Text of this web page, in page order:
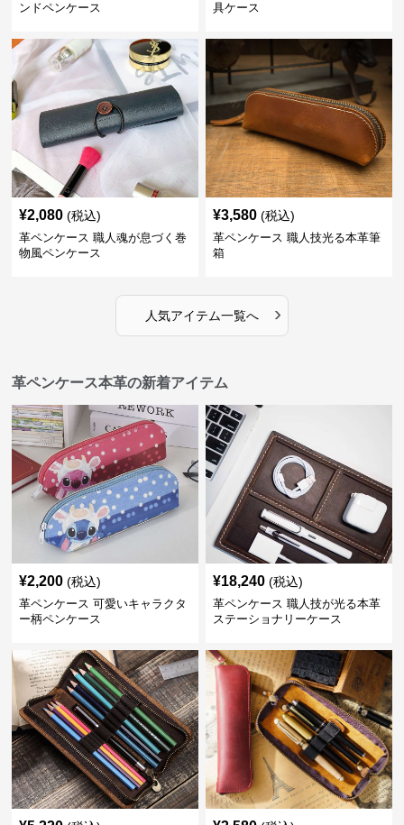
ンドペンケース
具ケース
¥2,080 (税込)
革ペンケース 職人魂が息づく巻
物風ペンケース
¥3,580 (税込)
革ペンケース 職人技光る本革筆
箱
人気アイテム一覧へ ›
革ペンケース本革の新着アイテム
¥2,200 (税込)
革ペンケース 可愛いキャラクタ
ー柄ペンケース
¥18,240 (税込)
革ペンケース 職人技が光る本革
ステーショナリーケース